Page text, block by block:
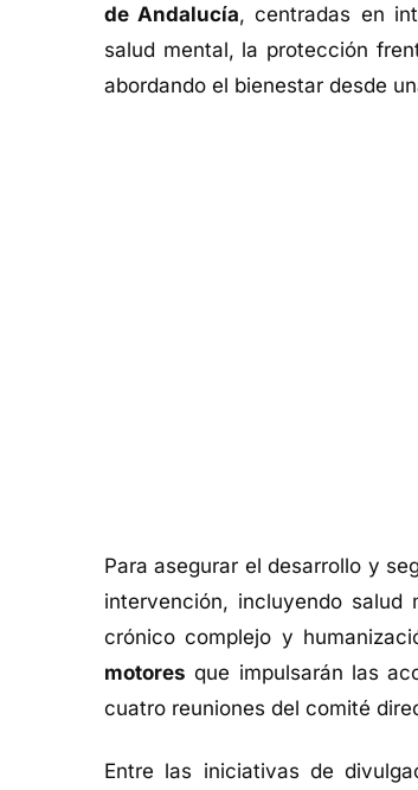
de Andalucía, centradas en
salud mental, la protección
abordando el bienestar desde
Para asegurar el desarrollo y
intervención, incluyendo
crónico complejo y
motores que impulsarán las
cuatro reuniones del comité
Entre las iniciativas de